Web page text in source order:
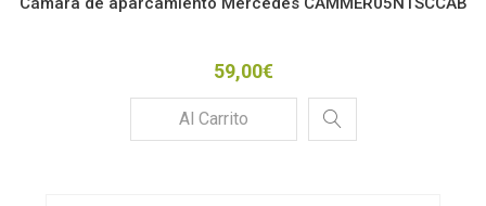
59,00€
Al Carrito